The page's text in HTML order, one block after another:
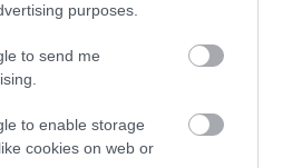
purposes.
to send me
to enable storage
cookies on web or
BAJBAN VANNAK: A
PILLANGÓK CSENDES
2026-08-03